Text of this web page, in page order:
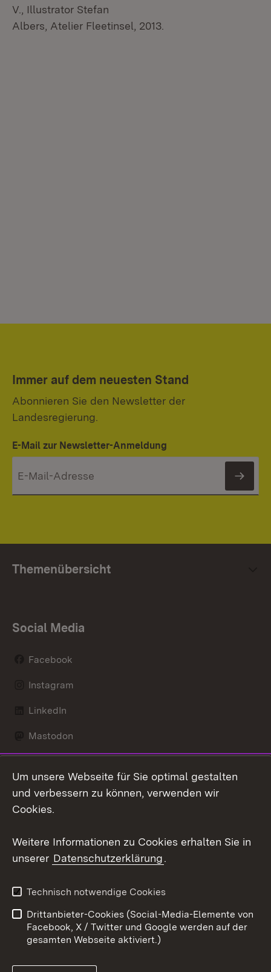
V., Illustrator Stefan
Albers, Atelier Fleetinsel, 2013.
Immer auf dem neuesten Stand
Abonnieren Sie den Newsletter der
Landesregierung.
E-Mail zur Newsletter-Anmeldung
Themenübersicht
Social Media
Facebook
Instagram
LinkedIn
Mastodon
X / Twitter
Youtube
Kontakt
Datenschutz
Barrierefreiheit
Impressum Cookies
Um unsere Webseite für Sie optimal gestalten
und verbessern zu können, verwenden wir
Cookies.
Weitere Informationen zu Cookies erhalten Sie in
unserer Datenschutzerklärung.
Technisch notwendige Cookies
Drittanbieter-Cookies (Social-Media-Elemente von
Facebook, X / Twitter und Google werden auf der
gesamten Webseite aktiviert.)